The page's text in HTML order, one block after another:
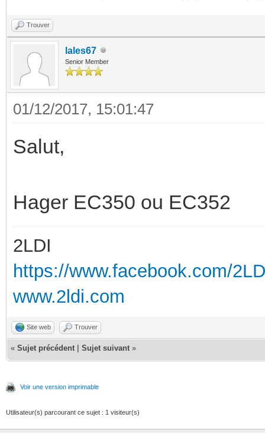
Trouver
lales67
Senior Member
01/12/2017, 15:01:47
Salut,
Hager EC350 ou EC352
2LDI
https://www.facebook.com/
www.2ldi.com
Site web Trouver
« Sujet précédent Sujet suivant »
Voir une version imprimable
Utilisateur(s) parcourant ce sujet : 1 visiteur(s)